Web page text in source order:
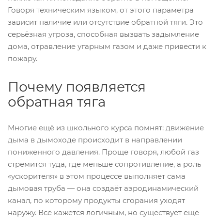
Говоря техническим языком, от этого параметра
зависит наличие или отсутствие обратной тяги. Это
серьёзная угроза, способная вызвать задымление
дома, отравление угарным газом и даже привести к
пожару.
Почему появляется
обратная тяга
Многие ещё из школьного курса помнят: движение
дыма в дымоходе происходит в направлении
пониженного давления. Проще говоря, любой газ
стремится туда, где меньше сопротивление, а роль
«ускорителя» в этом процессе выполняет сама
дымовая труба — она создаёт аэродинамический
канал, по которому продукты сгорания уходят
наружу. Всё кажется логичным, но существует ещё